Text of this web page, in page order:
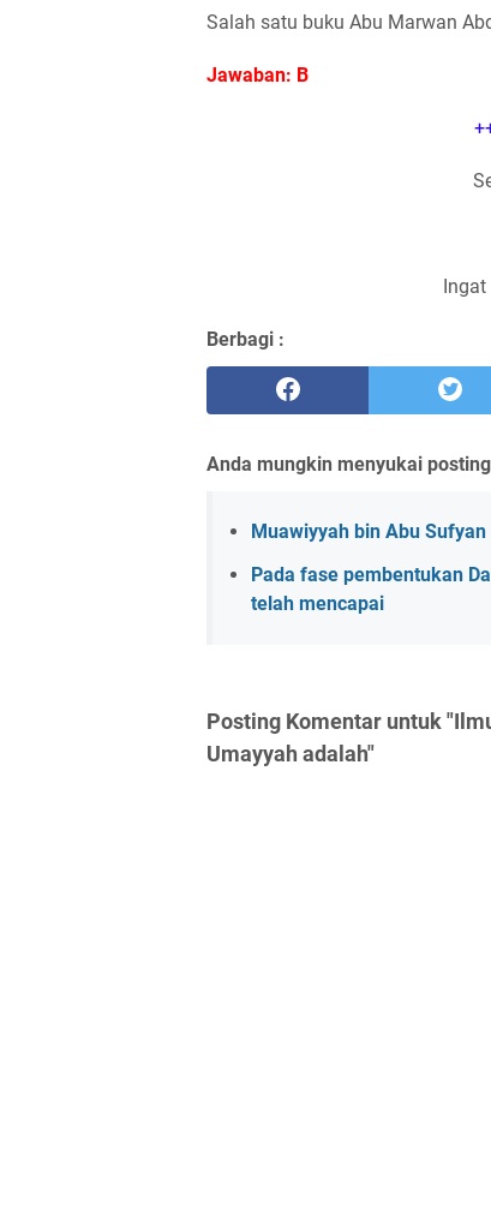
Salah satu buku Abu Marwan
Jawaban: B
Ingat
Berbagi :
Anda mungkin menyukai
Muawiyyah bin Abu
Pada fase pembentukan
telah mencapai
Posting Komentar untuk
Umayyah adalah"